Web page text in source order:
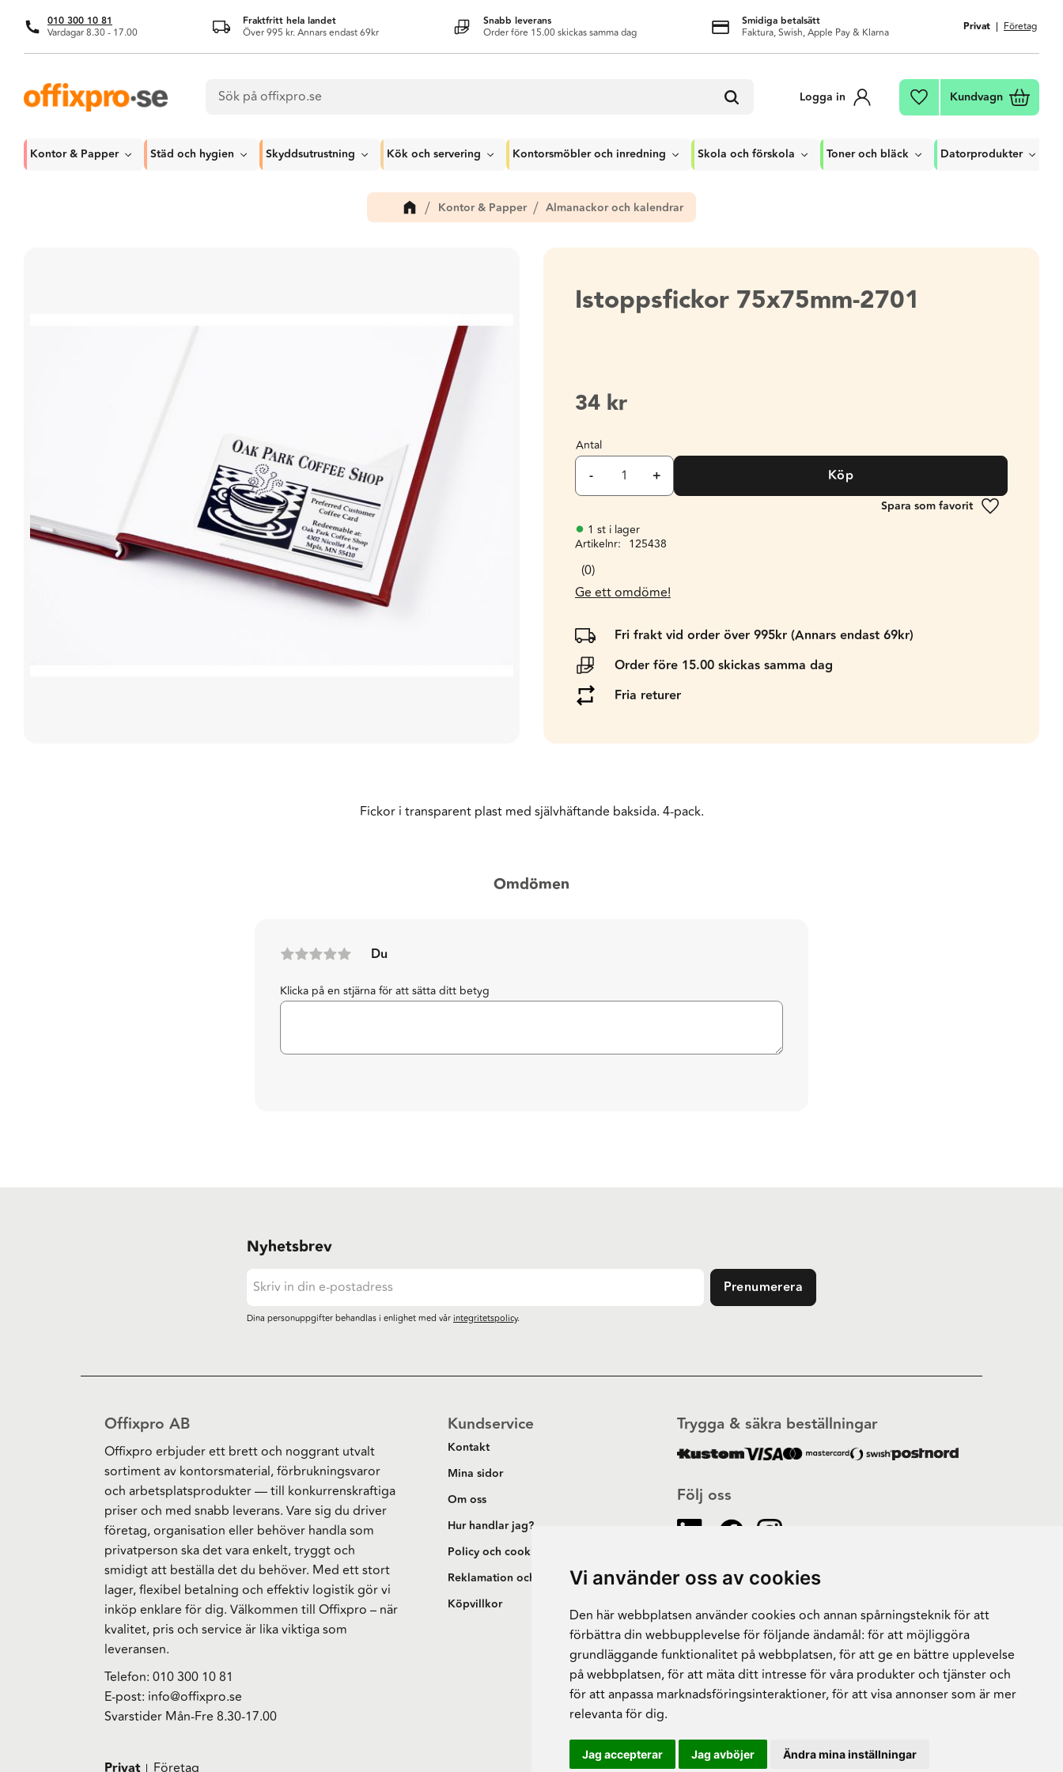
Vi använder oss av cookies
Den här webbplatsen använder cookies och annan spårningsteknik för att
förbättra din webbupplevelse för följande ändamål: för att möjliggöra
grundläggande funktionalitet på webbplatsen,för att ge en bättre upplevelse
på webbplatsen,för att mäta ditt intresse för våra produkter och tjänster och
för att anpassa marknadsföringsinteraktioner,för att visa annonser som är mer
relevanta för dig.
Jag accepterar Jag avböjer Ändra mina inställningar
010 300 10 81
Vardagar 8.30 - 17.00
Fraktfritt hela landet
Över 995 kr. Annars endast 69kr
Snabb leverans
Order före 15.00 skickas samma dag
Smidiga betalsätt
Faktura, Swish, Apple Pay & Klarna Privat Företag
Logga in Favoriter
Kundvagn
Kontor & Papper Städ och hygien Skyddsutrustning Kök och servering Kontorsmöbler och inredning Skola och förskola Toner och bläck Datorprodukter
Kontor & Papper Almanackor och kalendrar
Istoppsfickor 75x75mm-2701
34 kr
Antal
+
- Köp
Lägg till i
1 st i lager
Artikelnr
125438
0
Ge ett omdöme!
Fri frakt vid order över 995kr (Annars endast 69kr)
Order före 15.00 skickas samma dag
Fria returer
Fickor i transparent plast med självhäftande baksida. 4-pack.
Omdömen
Du
Klicka på en stjärna för att sätta ditt betyg
Nyhetsbrev
Prenumerera
Dina personuppgifter behandlas i enlighet med vårintegritetspolicy.
Offixpro AB
Offixpro erbjuder ett brett och noggrant utvalt
sortiment av kontorsmaterial, förbrukningsvaror
och arbetsplatsprodukter — till konkurrenskraftiga
priser och med snabb leverans. Vare sig du driver
företag, organisation eller behöver handla som
privatperson ska det vara enkelt, tryggt och
smidigt att beställa det du behöver. Med ett stort
lager, flexibel betalning och effektiv logistik gör vi
inköp enklare för dig. Välkommen till Offixpro – när
kvalitet, pris och service är lika viktiga som
leveransen.
Telefon: 010 300 10 81
E-post: info@offixpro.se
Svarstider Mån-Fre 8.30-17.00
Kundservice
Kontakt
Mina sidor
Om oss
Hur handlar jag?
Policy och cookies
Reklamation och retur
Köpvillkor
Följ oss
Trygga & säkra beställningar
Företag